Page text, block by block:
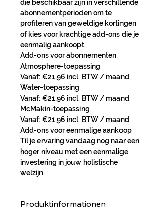
die beschikbaar zijn in verschillende
abonnementperioden om te
profiteren van geweldige kortingen
of kies voor krachtige add-ons die je
eenmalig aankoopt.
Add-ons voor abonnementen
Atmosphere-toepassing
Vanaf: €21,96 incl. BTW / maand
Water-toepassing
Vanaf: €21,96 incl. BTW / maand
McMakin-toepassing
Vanaf: €21,96 incl. BTW / maand
Add-ons voor eenmalige aankoop
Til je ervaring vandaag nog naar een
hoger niveau met een eenmalige
investering in jouw holistische
welzijn.
Produktinformationen